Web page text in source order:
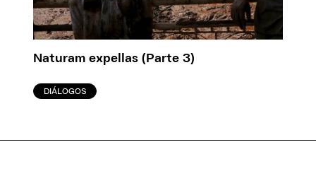
Naturam expellas (Parte 3)
DIÁLOGOS